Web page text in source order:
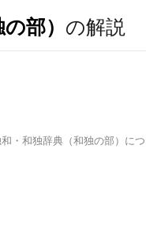
部） の解説
和・和独辞典（和独の部）